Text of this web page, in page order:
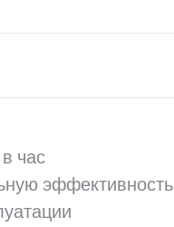
час
эффективность